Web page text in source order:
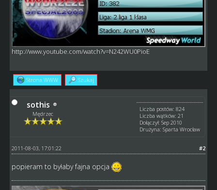
http://www.youtube.com/watch?v=N242WU0PioE
Strona WWW Szukaj
sothis
Mędrzec
Liczba postów: 824
Liczba wątków: 21
Dołączył: Sep 2010
Drużyna: Sparta Wrocław
#2
2011-08-03, 17:01:22
popieram to byłaby fajna opcja